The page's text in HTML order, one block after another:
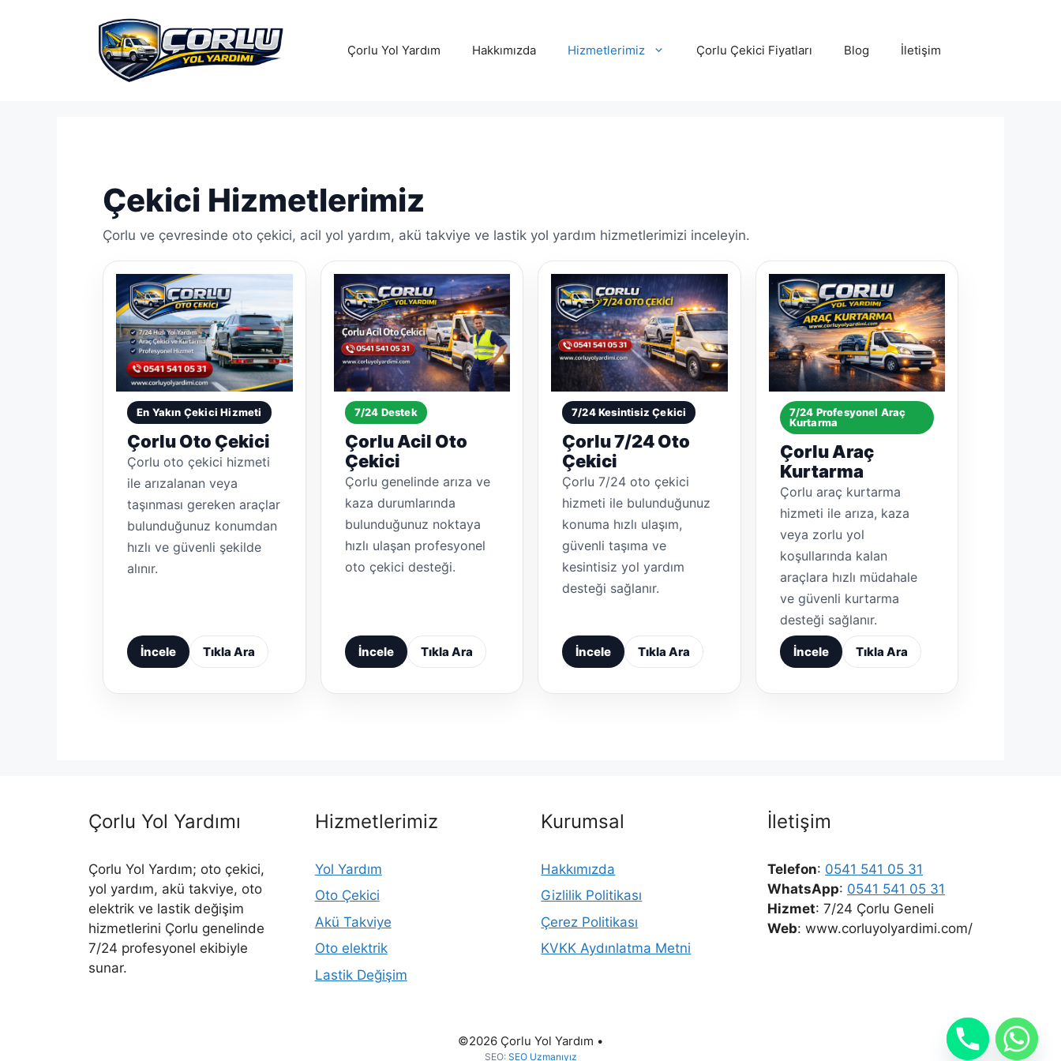
Çorlu Yol Yardım Hakkımızda Hizmetlerimiz Çorlu Çekici Fiyatları Blog İletişim
Çekici Hizmetlerimiz
Çorlu ve çevresinde oto çekici, acil yol yardım, akü takviye ve lastik yol yardım hizmetlerimizi inceleyin.
En Yakın Çekici Hizmeti
Çorlu Oto Çekici
Çorlu oto çekici hizmeti
ile arızalanan veya
taşınması gereken araçlar
bulunduğunuz konumdan
hızlı ve güvenli şekilde
alınır.
İncele Tıkla Ara
7/24 Destek
Çorlu Acil Oto
Çekici
Çorlu genelinde arıza ve
kaza durumlarında
bulunduğunuz noktaya
hızlı ulaşan profesyonel
oto çekici desteği.
İncele Tıkla Ara
7/24 Kesintisiz Çekici
Çorlu 7/24 Oto
Çekici
Çorlu 7/24 oto çekici
hizmeti ile bulunduğunuz
konuma hızlı ulaşım,
güvenli taşıma ve
kesintisiz yol yardım
desteği sağlanır.
İncele Tıkla Ara
7/24 Profesyonel Araç
Kurtarma
Çorlu Araç
Kurtarma
Çorlu araç kurtarma
hizmeti ile arıza, kaza
veya zorlu yol
koşullarında kalan
araçlara hızlı müdahale
ve güvenli kurtarma
desteği sağlanır.
İncele Tıkla Ara
Çorlu Yol Yardımı
Çorlu Yol Yardım; oto çekici,
yol yardım, akü takviye, oto
elektrik ve lastik değişim
hizmetlerini Çorlu genelinde
7/24 profesyonel ekibiyle
sunar.
Hizmetlerimiz
Yol Yardım
Oto Çekici
Akü Takviye
Oto elektrik
Lastik Değişim
Kurumsal
Hakkımızda
Gizlilik Politikası
Çerez Politikası
KVKK Aydınlatma Metni
İletişim
Telefon: 0541 541 05 31
WhatsApp: 0541 541 05 31
Hizmet: 7/24 Çorlu Geneli
Web: www.corluyolyardimi.com/
©2026 Çorlu Yol Yardım •
SEO: SEO Uzmanıyız